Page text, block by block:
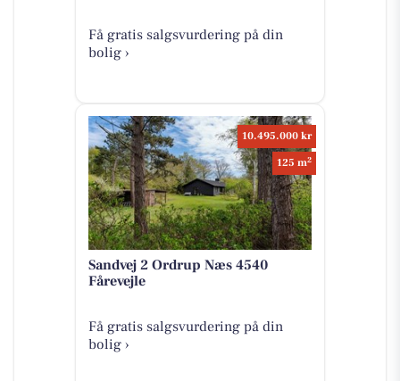
Få gratis salgsvurdering på din
bolig ›
10.495.000 kr
125 m2
Sandvej 2 Ordrup Næs 4540
Fårevejle
Få gratis salgsvurdering på din
bolig ›